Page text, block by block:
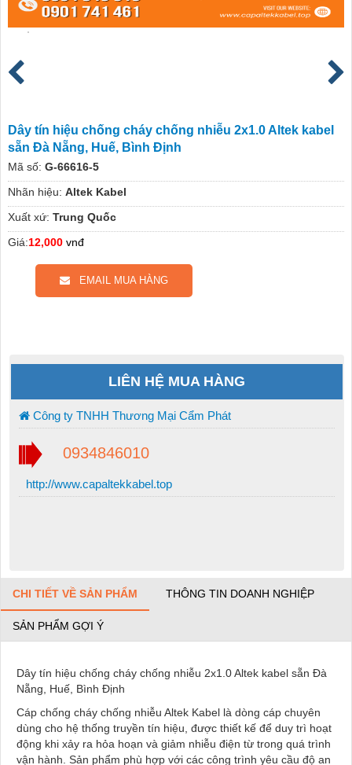
Dây tín hiệu chống cháy chống nhiễu 2x1.0 Altek kabel
sẵn Đà Nẵng, Huế, Bình Định
Mã số: G-66616-5
Nhãn hiệu: Altek Kabel
Xuất xứ: Trung Quốc
Giá:12,000 vnđ
EMAIL MUA HÀNG
LIÊN HỆ MUA HÀNG
Công ty TNHH Thương Mại Cẩm Phát
0934846010
http://www.capaltekkabel.top
CHI TIẾT VỀ SẢN PHẨM THÔNG TIN DOANH NGHIỆP
SẢN PHẨM GỢI Ý
Dây tín hiệu chống cháy chống nhiễu 2x1.0 Altek kabel sẵn Đà
Nẵng, Huế, Bình Định
Cáp chống cháy chống nhiễu Altek Kabel là dòng cáp chuyên
dùng cho hệ thống truyền tín hiệu, được thiết kế để duy trì hoạt
động khi xảy ra hỏa hoạn và giảm nhiễu điện từ trong quá trình
vận hành. Sản phẩm phù hợp với các công trình yêu cầu độ an